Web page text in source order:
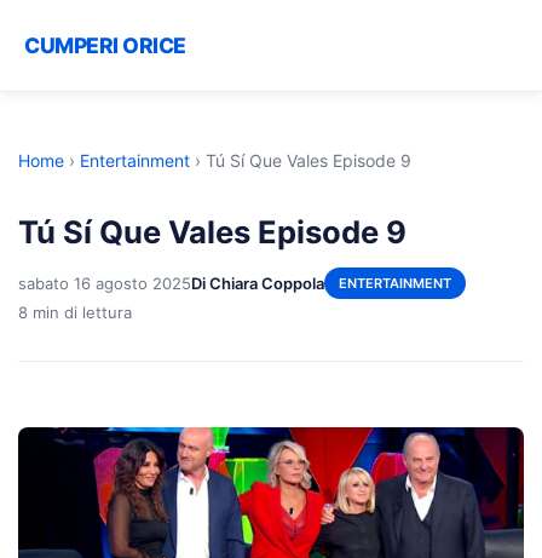
CUMPERI ORICE
Home › Entertainment › Tú Sí Que Vales Episode 9
Tú Sí Que Vales Episode 9
sabato 16 agosto 2025Di Chiara Coppola ENTERTAINMENT
8 min di lettura